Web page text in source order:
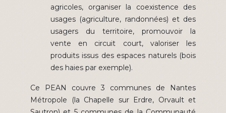
agricoles, organiser la coexistence des
usages (agriculture, randonnées) et des
usagers du territoire, promouvoir la
vente en circuit court, valoriser les
produits issus des espaces naturels (bois
des haies par exemple).
Ce PEAN couvre 3 communes de Nantes
Métropole (la Chapelle sur Erdre, Orvault et